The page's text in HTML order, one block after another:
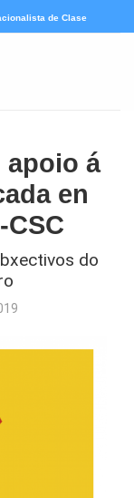
de Clase
apoio á
en
do